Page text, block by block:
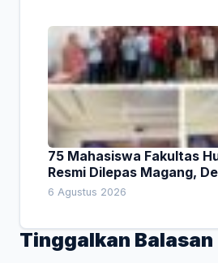
75 Mahasiswa Fakultas
Resmi Dilepas Magang,
Empat Pesan Penting
6 Agustus 2026
Tinggalkan Balasan